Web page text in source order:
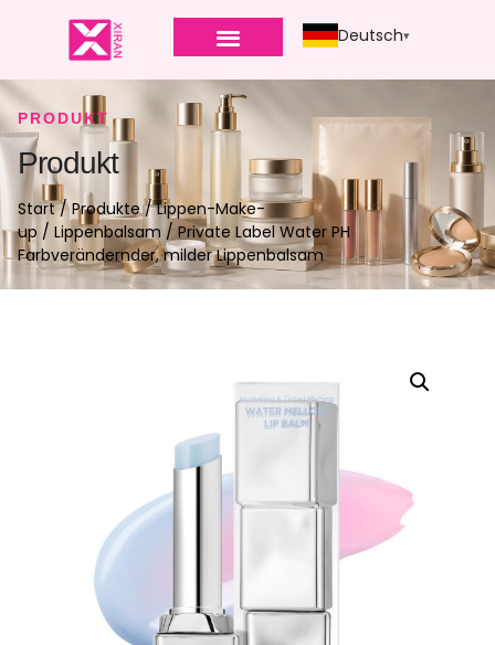
Deutsch
PRODUKT
Produkt
Start/Produkte/Lippen-Make-
up / Lippenbalsam / Private Label Water PH
Farbverändernder, milder Lippenbalsam